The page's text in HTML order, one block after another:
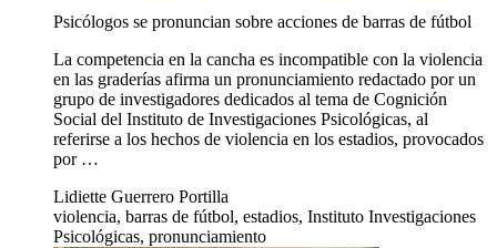
Psicólogos se pronuncian sobre acciones de barras de fútbol
La competencia en la cancha es incompatible con la violencia
en las graderías afirma un pronunciamiento redactado por un
grupo de investigadores dedicados al tema de Cognición
Social del Instituto de Investigaciones Psicológicas, al
referirse a los hechos de violencia en los estadios, provocados
por …
Lidiette Guerrero Portilla
violencia, barras de fútbol, estadios, Instituto Investigaciones
Psicológicas, pronunciamiento